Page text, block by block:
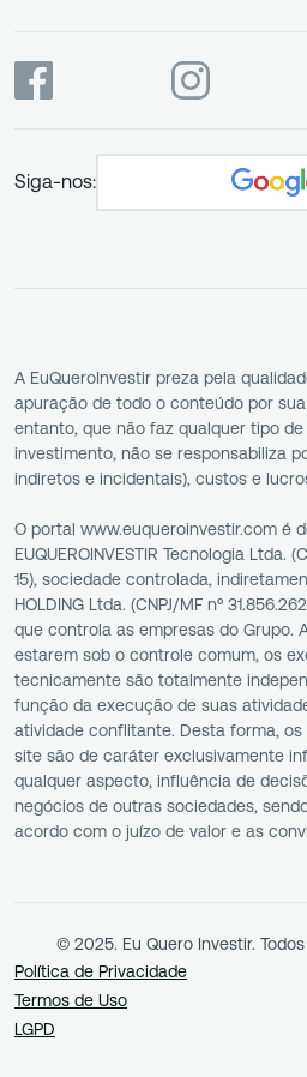
Siga-nos:
A EuQueroInvestir preza pela
apuração de todo o conteúdo por
entanto, que não faz qualquer tipo
investimento, não se responsabiliza
indiretos e incidentais), custos e
O portal www.euqueroinvestir.com é
EUQUEROINVESTIR Tecnologia Ltda.
15), sociedade controlada,
HOLDING Ltda. (CNPJ/MF nº
que controla as empresas do Grupo.
estarem sob o controle comum, os
tecnicamente são totalmente
função da execução de suas
atividade conflitante. Desta forma,
site são de caráter exclusivamente
qualquer aspecto, influência de
negócios de outras sociedades,
acordo com o juízo de valor e as
© 2025. Eu Quero Investir.
Política de Privacidade
Termos de Uso
LGPD